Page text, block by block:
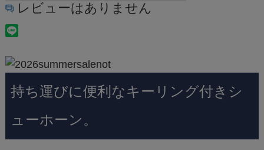
レビューはありません
持ち運びに便利なキーリング付きシ
ューホーン。